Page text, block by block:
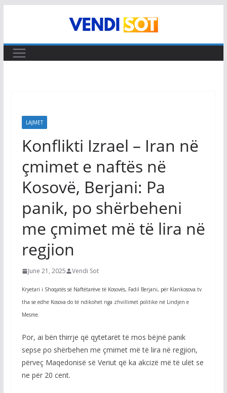
LAJMET
Konflikti Izrael – Iran në
çmimet e naftës në
Kosovë, Berjani: Pa
panik, po shërbeheni
me çmimet më të lira në
regjion
June 21, 2025 Vendi Sot
Kryetari i Shoqatës së Naftëtarëve të Kosovës, Fadil Berjani, për Klankosova.tv
tha se edhe Kosova do të ndikohet nga zhvillimet politike në Lindjen e
Mesme.
Por, ai bën thirrje që qytetarët të mos bëjnë panik
sepse po shërbehen me çmimet më të lira në regjion,
përveç Maqedonisë së Veriut që ka akcizë më të ulët se
ne për 20 cent.